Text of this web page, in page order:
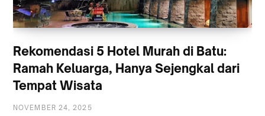
Rekomendasi 5 Hotel Murah di Batu:
Ramah Keluarga, Hanya Sejengkal dari
Tempat Wisata
NOVEMBER 24, 2025